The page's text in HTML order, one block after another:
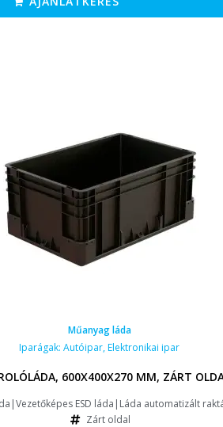
Műanyag láda
Iparágak: Autóipar,Elektronikai ipar
600X400X270 MM, ZÁRT
ESD láda|Láda automatizált
Zárt oldal